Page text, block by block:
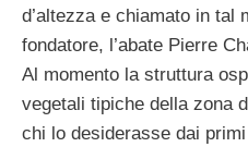
d’altezza e chiamato in tal
fondatore, l’abate Pierre
Al momento la struttura
vegetali tipiche della zona
chi lo desiderasse dai